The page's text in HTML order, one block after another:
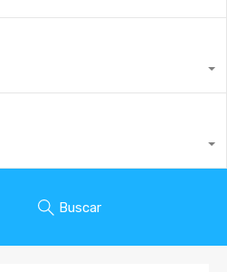
Buscar